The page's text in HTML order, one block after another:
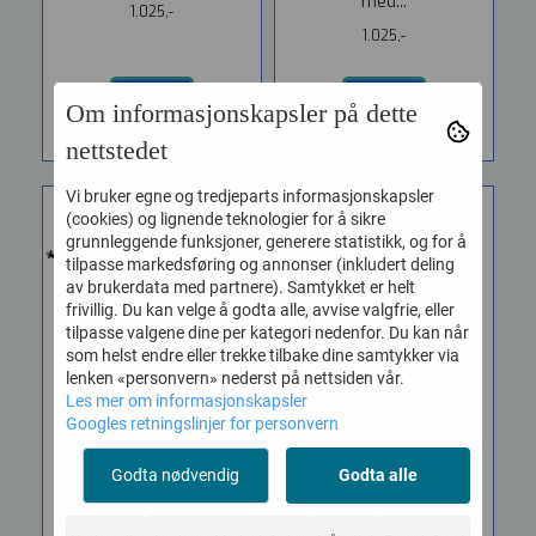
1.025,-
KJØP
1.025,-
KJØP
K&M 211/1
Mikrofonbom/Galge ...
K&M 232 Mikrofon
bordstativ
Om informasjonskapsler på dette
nettstedet
Vi bruker egne og tredjeparts informasjonskapsler
(cookies) og lignende teknologier for å sikre
grunnleggende funksjoner, generere statistikk, og for å
tilpasse markedsføring og annonser (inkludert deling
av brukerdata med partnere). Samtykket er helt
frivillig. Du kan velge å godta alle, avvise valgfrie, eller
tilpasse valgene dine per kategori nedenfor. Du kan når
som helst endre eller trekke tilbake dine samtykker via
lenken «personvern» nederst på nettsiden vår.
Les mer om informasjonskapsler
Googles retningslinjer for personvern
Godta nødvendig Godta alle